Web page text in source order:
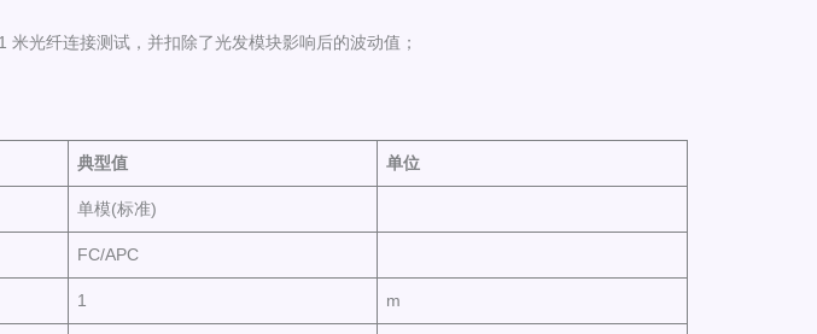
光纤连接测试，并扣除了光发模块影响后的波动值；
典型值 单位
单模(标准)
FC/APC
1 m